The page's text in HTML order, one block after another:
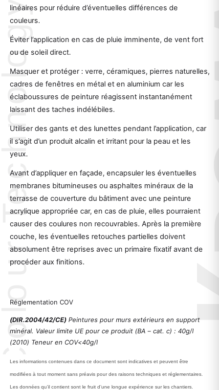
linéaires pour réduire d’éventuelles différences de
couleurs.
Éviter l’application en cas de pluie imminente, de vent fort
ou de soleil direct.
Masquer et protéger : verre, céramiques, pierres naturelles,
cadres de fenêtres en métal et en aluminium car les
éclaboussures de peinture réagissent instantanément
laissant des taches indélébiles.
Utiliser des gants et des lunettes pendant l’application, car
il s’agit d’un produit alcalin et irritant pour la peau et les
yeux.
Avant d’appliquer en façade, encapsuler les éventuelles
membranes bitumineuses ou asphaltes minéraux de la
terrasse de couverture du bâtiment avec une peinture
acrylique appropriée car, en cas de pluie, elles pourraient
causer des coulures non recouvrables. Après la première
couche, les éventuelles retouches partielles doivent
absolument être reprises avec un primaire fixatif avant de
procéder aux finitions.
Réglementation COV
(DIR.2004/42/CE)Peintures pour murs extérieurs en support
minéral. Valeur limite UE pour ce produit (BA – cat. c) : 40g/l
(2010) Teneur en COV<40g/l
Les informations contenues dans ce document sont indicatives et peuvent être
modifiées à tout moment sans préavis pour des raisons techniques et réglementaires.
Les données qu’il contient sont le fruit d’une longue expérience sur les chantiers.